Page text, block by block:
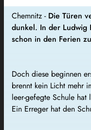
Chemnitz - Die Türen
dunkel. In der Ludwig
schon in den Ferien
Doch diese beginnen
brennt kein Licht mehr
leer-gefegte Schule
Ein Erreger hat den